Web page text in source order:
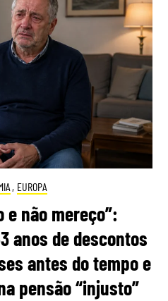
, EUROPA
e não mereço”:
anos de descontos
antes do tempo e
pensão “injusto”